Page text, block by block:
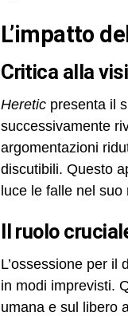
l’impatto
critica alla
Heretic presenta il
successivamente
argomentazioni
discutibili. Questo
luce le falle nel suo
il ruolo
L’ossessione per
in modi imprevisti.
umana e sul libero